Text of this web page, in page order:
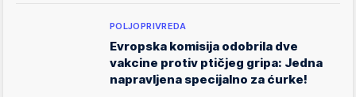
POLJOPRIVREDA
Evropska komisija odobrila dve
vakcine protiv ptičjeg gripa: Jedna
napravljena specijalno za ćurke!